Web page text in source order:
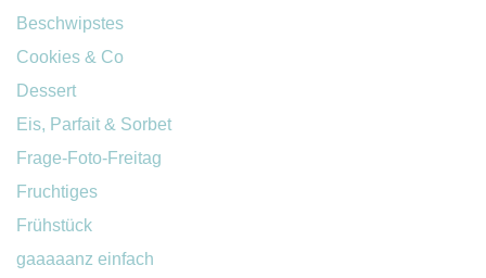
Beschwipstes
Cookies & Co
Dessert
Eis, Parfait & Sorbet
Frage-Foto-Freitag
Fruchtiges
Frühstück
gaaaaanz einfach